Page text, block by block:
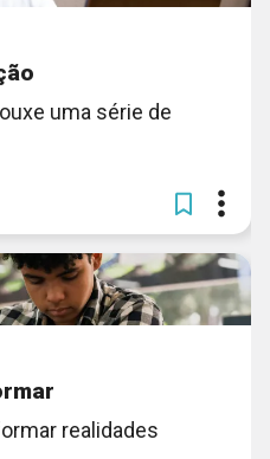
uma série de
realidades